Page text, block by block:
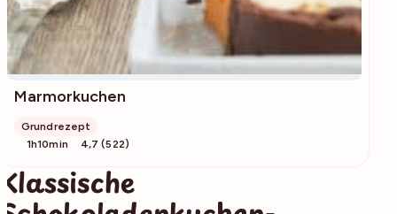
Marmorkuchen
Grundrezept
1h10min
4,7 (522)
Klassische